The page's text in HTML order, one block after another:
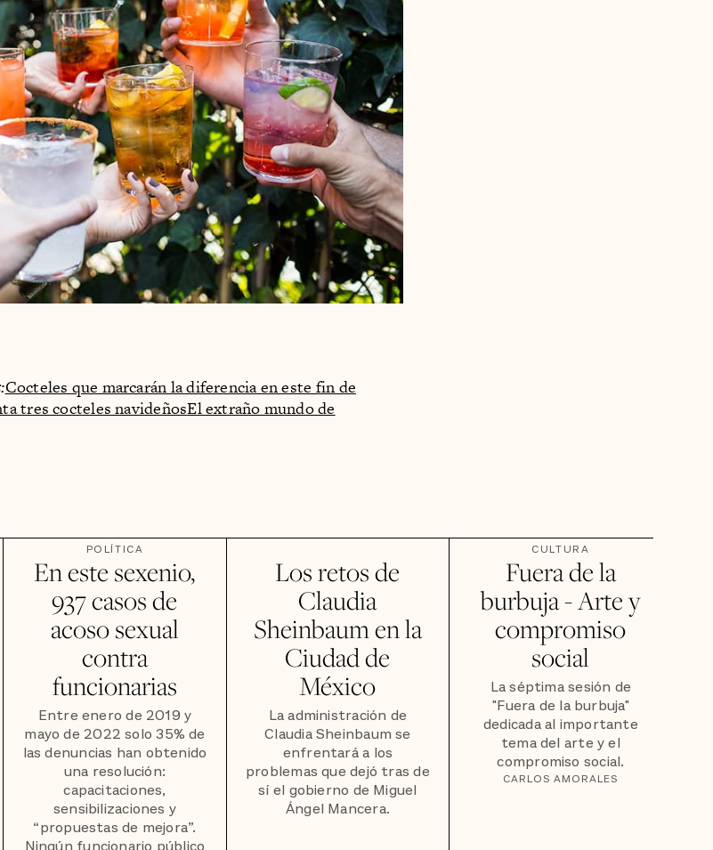
Cocteles que marcarán la diferencia en este fin de
tres cocteles navideñosEl extraño mundo de
POLÍTICA
En este sexenio,
937 casos de
acoso sexual
contra
funcionarias
Entre enero de 2019 y
mayo de 2022 solo 35% de
las denuncias han obtenido
una resolución:
capacitaciones,
sensibilizaciones y
“propuestas de mejora”.
Los retos de
Claudia
Sheinbaum en la
Ciudad de
México
La administración de
Claudia Sheinbaum se
enfrentará a los
problemas que dejó tras de
sí el gobierno de Miguel
Ángel Mancera.
CULTURA
Fuera de la
burbuja - Arte y
compromiso
social
La séptima sesión de
"Fuera de la burbuja"
dedicada al importante
tema del arte y el
compromiso social.
CARLOS AMORALES